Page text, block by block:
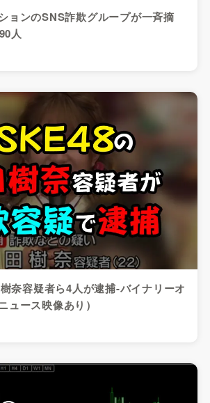
ョンのSNS詐欺グループが一斉摘
人
奈容疑者ら4人が逮捕-バイナリーオ
ュース映像あり）